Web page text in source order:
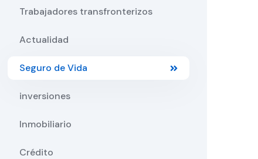
Trabajadores transfronterizos
Actualidad
Seguro de Vida
inversiones
Inmobiliario
Crédito